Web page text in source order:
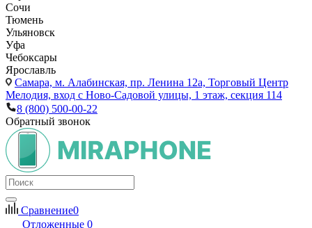
Сочи
Тюмень
Ульяновск
Уфа
Чебоксары
Ярославль
Самара, м. Алабинская, пр. Ленина 12а, Торговый Центр
Мелодия, вход с Ново-Садовой улицы, 1 этаж, секция 114
8 (800) 500-00-22
Обратный звонок
Сравнение0
Отложенные 0